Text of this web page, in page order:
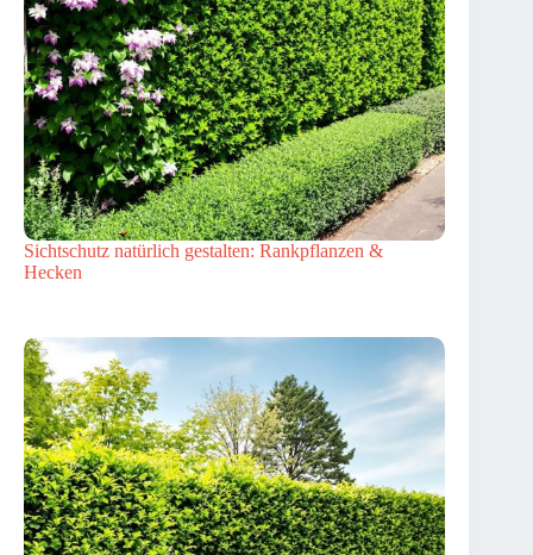
Sichtschutz natürlich gestalten: Rankpflanzen &
Hecken